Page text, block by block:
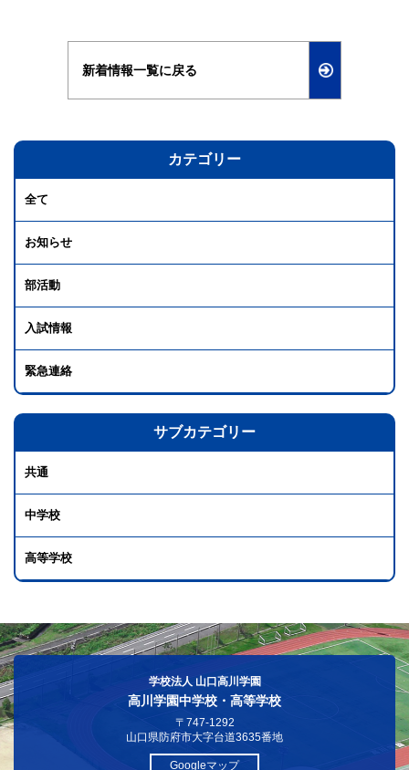
新着情報一覧に戻る
カテゴリー
全て
お知らせ
部活動
入試情報
緊急連絡
サブカテゴリー
共通
中学校
高等学校
学校法人 山口高川学園
高川学園中学校・高等学校
〒747-1292
山口県防府市大字台道3635番地
Googleマップ